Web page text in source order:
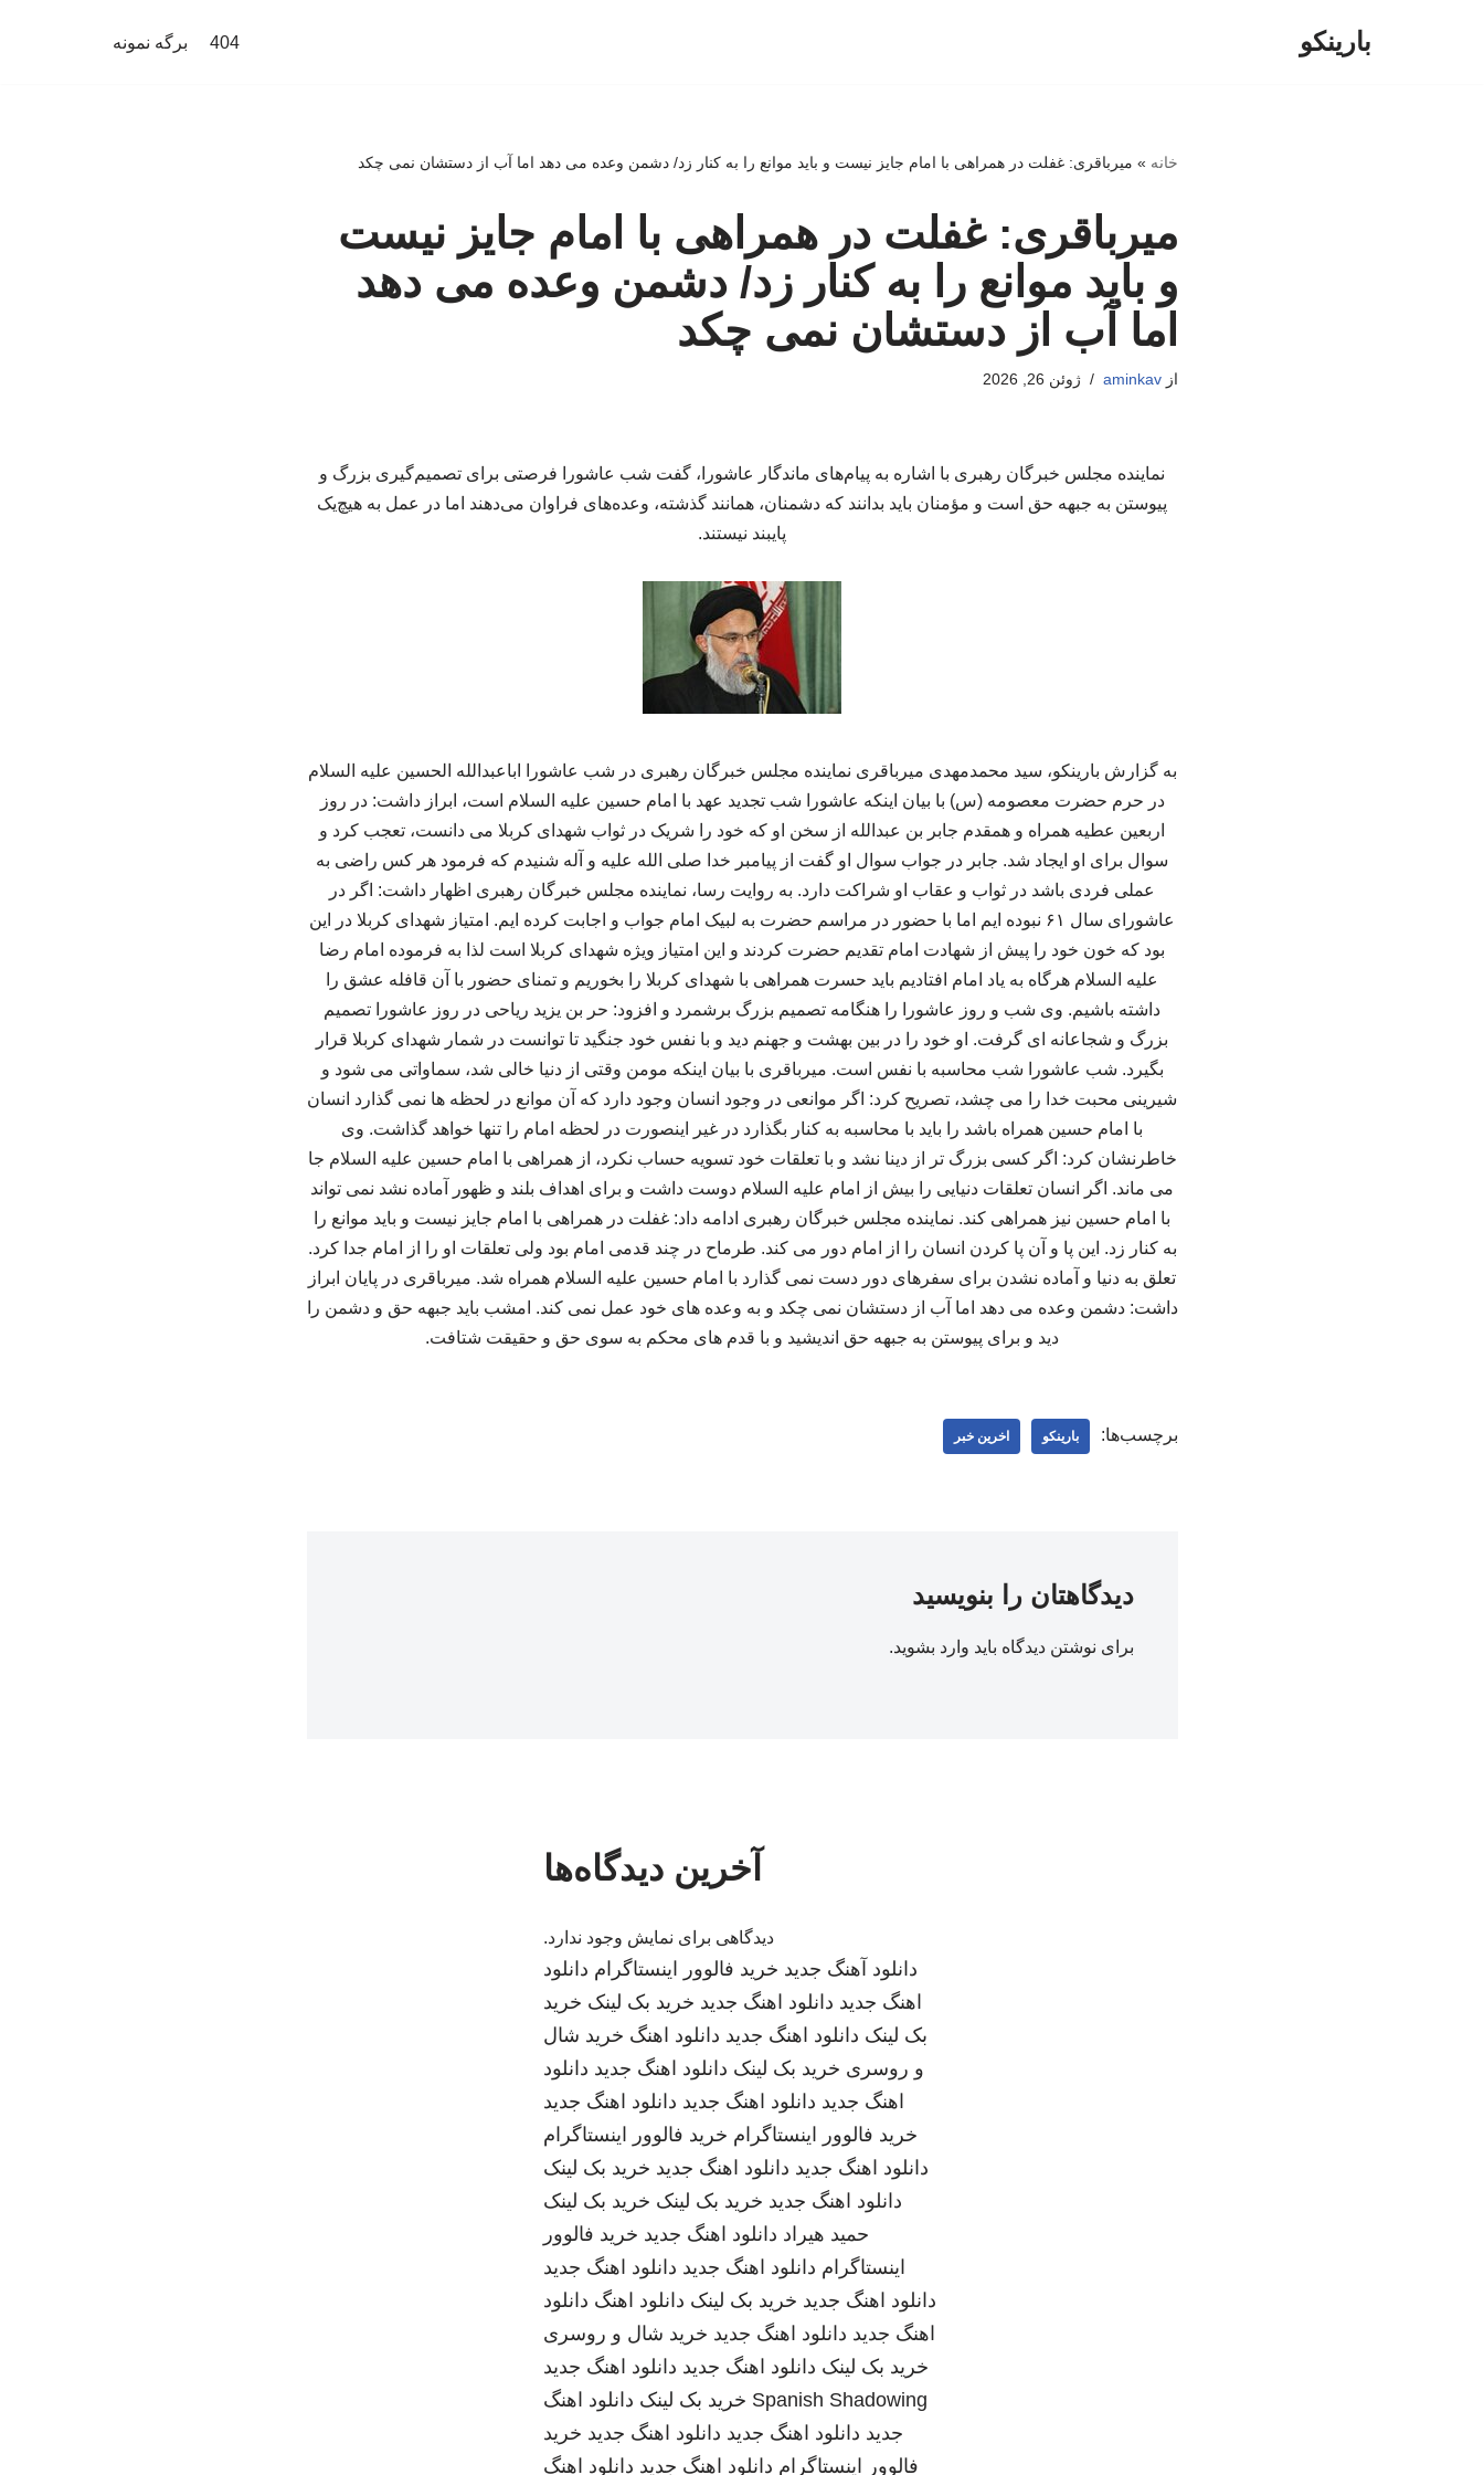
بارینکو 404 برگه نمونه
خانه » میرباقری: غفلت در همراهی با امام جایز نیست و باید موانع را به کنار زد/ دشمن وعده می دهد اما آب از دستشان نمی چکد
میرباقری: غفلت در همراهی با امام جایز نیست
و باید موانع را به کنار زد/ دشمن وعده می دهد
اما آب از دستشان نمی چکد
ازaminkav ژوئن 26, 2026
نماینده مجلس خبرگان رهبری با اشاره به پیام‌های ماندگار عاشورا، گفت شب عاشورا فرصتی برای تصمیم‌گیری بزرگ و
پیوستن به جبهه حق است و مؤمنان باید بدانند که دشمنان، همانند گذشته، وعده‌های فراوان می‌دهند اما در عمل به هیچ‌یک
پایبند نیستند.
به گزارش بارینکو، سید محمدمهدی میرباقری نماینده مجلس خبرگان رهبری در شب عاشورا اباعبدالله الحسین علیه السلام
در حرم حضرت معصومه (س) با بیان اینکه عاشورا شب تجدید عهد با امام حسین علیه السلام است، ابراز داشت: در روز
اربعین عطیه همراه و همقدم جابر بن عبدالله از سخن او که خود را شریک در ثواب شهدای کربلا می دانست، تعجب کرد و
سوال برای او ایجاد شد. جابر در جواب سوال او گفت از پیامبر خدا صلی الله علیه و آله شنیدم که فرمود هر کس راضی به
عملی فردی باشد در ثواب و عقاب او شراکت دارد. به روایت رسا، نماینده مجلس خبرگان رهبری اظهار داشت: اگر در
عاشورای سال ۶۱ نبوده ایم اما با حضور در مراسم حضرت به لبیک امام جواب و اجابت کرده ایم. امتیاز شهدای کربلا در این
بود که خون خود را پیش از شهادت امام تقدیم حضرت کردند و این امتیاز ویژه شهدای کربلا است لذا به فرموده امام رضا
علیه السلام هرگاه به یاد امام افتادیم باید حسرت همراهی با شهدای کربلا را بخوریم و تمنای حضور با آن قافله عشق را
داشته باشیم. وی شب و روز عاشورا را هنگامه تصمیم بزرگ برشمرد و افزود: حر بن یزید ریاحی در روز عاشورا تصمیم
بزرگ و شجاعانه ای گرفت. او خود را در بین بهشت و جهنم دید و با نفس خود جنگید تا توانست در شمار شهدای کربلا قرار
بگیرد. شب عاشورا شب محاسبه با نفس است. میرباقری با بیان اینکه مومن وقتی از دنیا خالی شد، سماواتی می شود و
شیرینی محبت خدا را می چشد، تصریح کرد: اگر موانعی در وجود انسان وجود دارد که آن موانع در لحظه ها نمی گذارد انسان
با امام حسین همراه باشد را باید با محاسبه به کنار بگذارد در غیر اینصورت در لحظه امام را تنها خواهد گذاشت. وی
خاطرنشان کرد: اگر کسی بزرگ تر از دینا نشد و با تعلقات خود تسویه حساب نکرد، از همراهی با امام حسین علیه السلام جا
می ماند. اگر انسان تعلقات دنیایی را بیش از امام علیه السلام دوست داشت و برای اهداف بلند و ظهور آماده نشد نمی تواند
با امام حسین نیز همراهی کند. نماینده مجلس خبرگان رهبری ادامه داد: غفلت در همراهی با امام جایز نیست و باید موانع را
به کنار زد. این پا و آن پا کردن انسان را از امام دور می کند. طرماح در چند قدمی امام بود ولی تعلقات او را از امام جدا کرد.
تعلق به دنیا و آماده نشدن برای سفرهای دور دست نمی گذارد با امام حسین علیه السلام همراه شد. میرباقری در پایان ابراز
داشت: دشمن وعده می دهد اما آب از دستشان نمی چکد و به وعده های خود عمل نمی کند. امشب باید جبهه حق و دشمن را
دید و برای پیوستن به جبهه حق اندیشید و با قدم های محکم به سوی حق و حقیقت شتافت.
برچسب‌ها: بارینکو اخرین خبر
دیدگاهتان را بنویسید
برای نوشتن دیدگاه باید وارد بشوید.
آخرین دیدگاه‌ها
دیدگاهی برای نمایش وجود ندارد.
دانلود آهنگ جدید خرید فالوور اینستاگرام دانلود
اهنگ جدید دانلود اهنگ جدید خرید بک لینک خرید
بک لینک دانلود اهنگ جدید دانلود اهنگ خرید شال
و روسری خرید بک لینک دانلود اهنگ جدید دانلود
اهنگ جدید دانلود اهنگ جدید دانلود اهنگ جدید
خرید فالوور اینستاگرام خرید فالوور اینستاگرام
دانلود اهنگ جدید دانلود اهنگ جدید خرید بک لینک
دانلود اهنگ جدید خرید بک لینک خرید بک لینک
حمید هیراد دانلود اهنگ جدید خرید فالوور
اینستاگرام دانلود اهنگ جدید دانلود اهنگ جدید
دانلود اهنگ جدید خرید بک لینک دانلود اهنگ دانلود
اهنگ جدید دانلود اهنگ جدید خرید شال و روسری
خرید بک لینک دانلود اهنگ جدید دانلود اهنگ جدید
Spanish Shadowing خرید بک لینک دانلود اهنگ
جدید دانلود اهنگ جدید دانلود اهنگ جدید خرید
فالوور اینستاگرام دانلود اهنگ جدید دانلود اهنگ